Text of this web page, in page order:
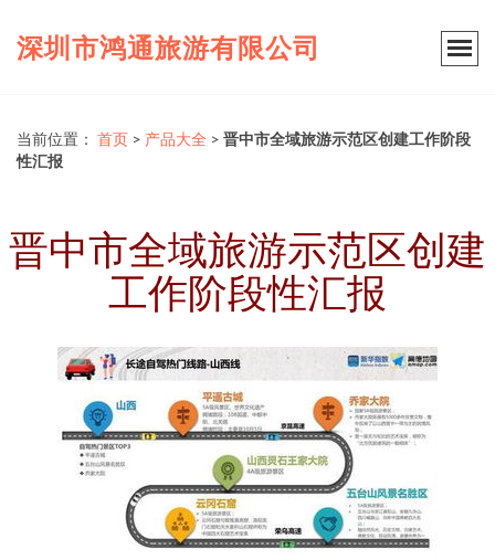
深圳市鸿通旅游有限公司
当前位置： 首页 > 产品大全 > 晋中市全域旅游示范区创建工作阶段
性汇报
晋中市全域旅游示范区创建
工作阶段性汇报